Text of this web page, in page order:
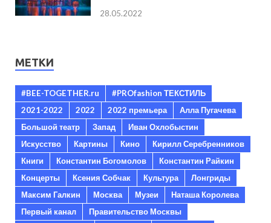
28.05.2022
МЕТКИ
#BEE-TOGETHER.ru
#PROfashion ТЕКСТИЛЬ
2021-2022
2022 2022 премьера
Алла Пугачева
Большой театр
Запад
Иван Охлобыстин
Искусство
Картины Кино
Кирилл Серебренников
Книги
Константин Богомолов
Константин Райкин
Концерты
Ксения Собчак Культура
Лонгриды
Максим Галкин
Москва Музеи
Наташа Королева
Первый канал
Правительство Москвы